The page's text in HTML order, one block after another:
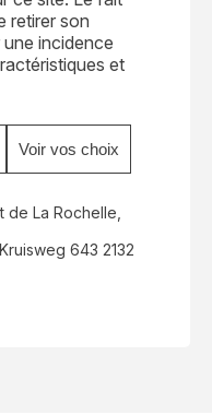
retirer son
incidence
et
Voir vos choix
essais
IMECA
à l’échelle
de La Rochelle,
643 2132